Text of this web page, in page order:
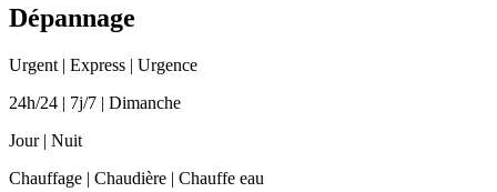
Dépannage
Urgent | Express | Urgence
24h/24 | 7j/7 | Dimanche
Jour | Nuit
Chauffage | Chaudière | Chauffe eau